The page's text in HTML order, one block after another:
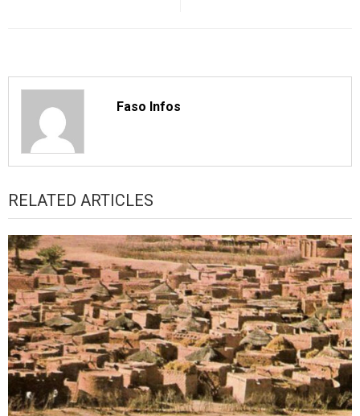
Faso Infos
RELATED ARTICLES